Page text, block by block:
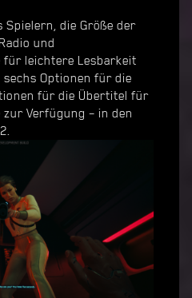
Spielern, die Größe der
und
leichtere Lesbarkeit
sechs Optionen für die
für die Übertitel für
Verfügung – in den